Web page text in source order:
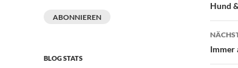
Hund
Immer
ABONNIEREN
BLOG STATS